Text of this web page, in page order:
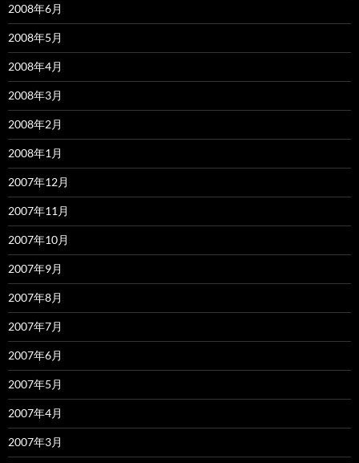
2008年6月
2008年5月
2008年4月
2008年3月
2008年2月
2008年1月
2007年12月
2007年11月
2007年10月
2007年9月
2007年8月
2007年7月
2007年6月
2007年5月
2007年4月
2007年3月